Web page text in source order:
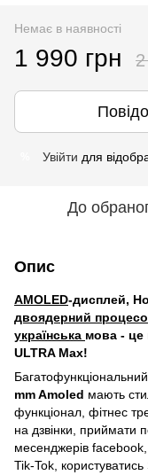
Немає в наявності
1 990 грн
Увійти для
До
Опис
AMOLED-дисплей,
двоядерний
українська мова - це
ULTRA Max!
mm Amoled мають
функціонал, фітнес
на дзвінки, приймати
месенджерів
Tik-Tok,